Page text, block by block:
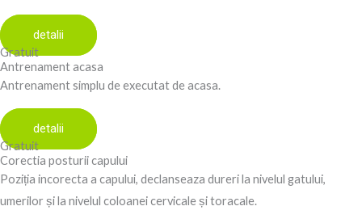
detalii
Gratuit
Antrenament acasa
Antrenament simplu de executat de acasa.
detalii
Gratuit
Corectia posturii capului
Poziția incorecta a capului, declanseaza dureri la nivelul gatului,
umerilor și la nivelul coloanei cervicale și toracale.